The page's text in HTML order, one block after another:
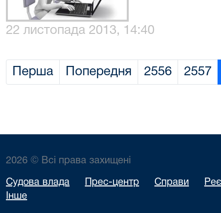
22 листопада 2013, 14:40
Перша Попередня 2556 2557
2026 © Всі права захищені
Судова влада Прес-центр Справи
Інше